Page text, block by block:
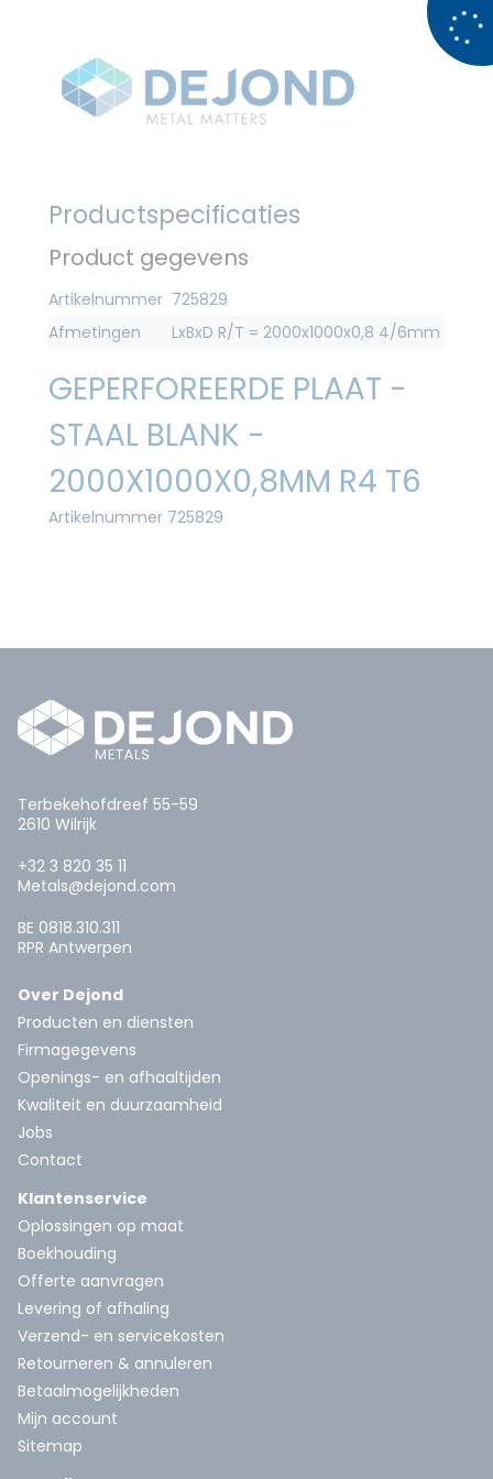
Productspecificaties
Product gegevens
Artikelnummer 725829
Afmetingen
LxBxD R/T = 2000x1000x0,8 4/6mm
GEPERFOREERDE PLAAT -
STAAL BLANK -
2000X1000X0,8MM R4 T6
Artikelnummer 725829
Terbekehofdreef 55-59
2610 Wilrijk
+32 3 820 35 11
Metals@dejond.com
BE 0818.310.311
RPR Antwerpen
Over Dejond
Producten en diensten
Firmagegevens
Openings- en afhaaltijden
Kwaliteit en duurzaamheid
Jobs
Contact
Klantenservice
Oplossingen op maat
Boekhouding
Offerte aanvragen
Levering of afhaling
Verzend- en servicekosten
Retourneren & annuleren
Betaalmogelijkheden
Mijn account
Sitemap